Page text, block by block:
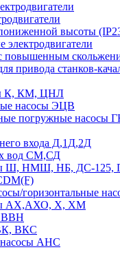
высоты
повышенным
привода станков-
К, КМ, ЦНЛ
насосы ЭЦВ
погружные
входа Д,1Д,2Д
вод СМ,СД
Ш, НМШ, НБ, ДС-125,
горизонтальные
АХ,АХО, Х, ХМ
ВВН
ВКС
АНС